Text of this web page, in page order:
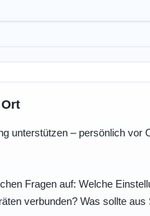
unterstützen – persönlich vor
Fragen auf: Welche
verbunden? Was sollte